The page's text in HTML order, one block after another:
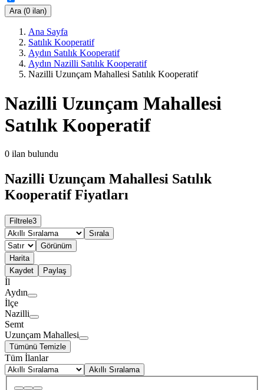
Ara (0 ilan)
Ana Sayfa
Satılık Kooperatif
Aydın Satılık Kooperatif
Aydın Nazilli Satılık Kooperatif
Nazilli Uzunçam Mahallesi Satılık Kooperatif
Nazilli Uzunçam Mahallesi
Satılık Kooperatif
0 ilan bulundu
Nazilli Uzunçam Mahallesi Satılık
Kooperatif Fiyatları
Filtrele3
Sırala
Görünüm
Harita
Kaydet
Paylaş
İl
Aydın
İlçe
Nazilli
Semt
Uzunçam Mahallesi
Tümünü Temizle
Tüm İlanlar
Akıllı Sıralama